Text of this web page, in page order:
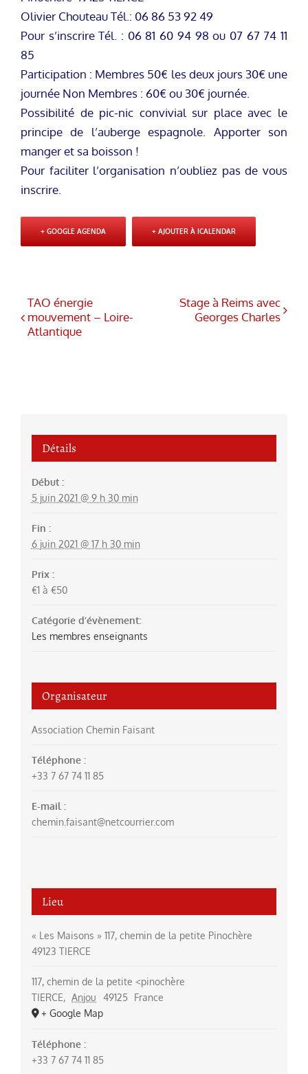
Olivier Chouteau Tél.: 06 86 53 92 49
Pour s’inscrire Tél. : 06 81 60 94 98 ou 07 67 74 11
85
Participation : Membres 50€ les deux jours 30€ une
journée Non Membres : 60€ ou 30€ journée.
Possibilité de pic-nic convivial sur place avec le
principe de l’auberge espagnole. Apporter son
manger et sa boisson !
Pour faciliter l’organisation n’oubliez pas de vous
inscrire.
+ GOOGLE AGENDA + AJOUTER À ICALENDAR
TAO énergie
mouvement – Loire-
Atlantique
Stage à Reims avec
Georges Charles
Détails
Début :
5 juin 2021 @ 9 h 30 min
Fin :
6 juin 2021 @ 17 h 30 min
Prix :
€1 à €50
Catégorie d’évènement:
Les membres enseignants
Organisateur
Association Chemin Faisant
Téléphone :
+33 7 67 74 11 85
E-mail :
chemin.faisant@netcourrier.com
Lieu
« Les Maisons » 117, chemin de la petite Pinochère
49123 TIERCE
117, chemin de la petite <pinochère
TIERCE, Anjou 49125
France
+ Google Map
Téléphone :
+33 7 67 74 11 85